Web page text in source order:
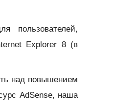
пользователей,
Explorer 8 (в
над повышением
AdSense, наша